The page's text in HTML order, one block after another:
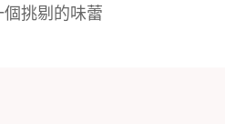
個挑剔的味蕾